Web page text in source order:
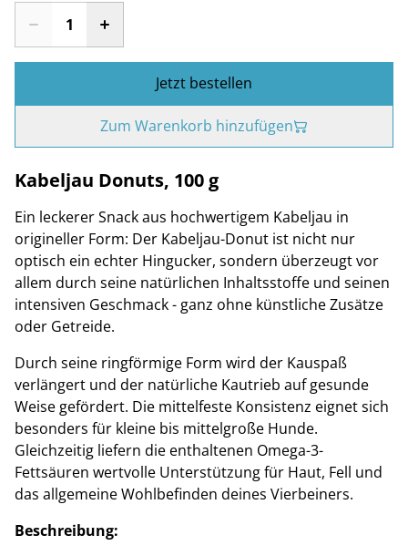
Jetzt bestellen
Zum Warenkorb hinzufügen
Kabeljau Donuts, 100 g
Ein leckerer Snack aus hochwertigem Kabeljau in
origineller Form: Der Kabeljau-Donut ist nicht nur
optisch ein echter Hingucker, sondern überzeugt vor
allem durch seine natürlichen Inhaltsstoffe und seinen
intensiven Geschmack - ganz ohne künstliche Zusätze
oder Getreide.
Durch seine ringförmige Form wird der Kauspaß
verlängert und der natürliche Kautrieb auf gesunde
Weise gefördert. Die mittelfeste Konsistenz eignet sich
besonders für kleine bis mittelgroße Hunde.
Gleichzeitig liefern die enthaltenen Omega-3-
Fettsäuren wertvolle Unterstützung für Haut, Fell und
das allgemeine Wohlbefinden deines Vierbeiners.
Beschreibung: